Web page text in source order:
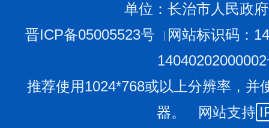
单位：长治市人民政
晋ICP备05005523号
网站标识码：
推荐使用1024*768或以上分辨率，并
器。 网站支持